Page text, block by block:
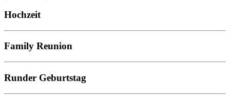
Hochzeit
Family Reunion
Runder Geburtstag